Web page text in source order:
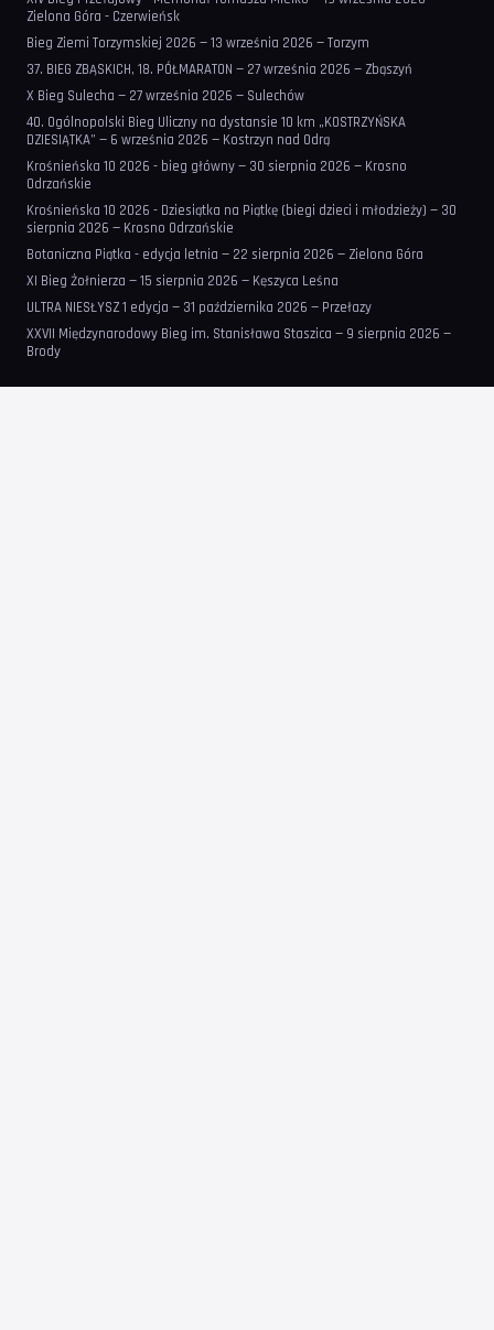
Zielona Góra - Czerwieńsk
Bieg Ziemi Torzymskiej 2026 — 13 września 2026 — Torzym
37. BIEG ZBĄSKICH, 18. PÓŁMARATON — 27 września 2026 — Zbąszyń
X Bieg Sulecha — 27 września 2026 — Sulechów
40. Ogólnopolski Bieg Uliczny na dystansie 10 km „KOSTRZYŃSKA
DZIESIĄTKA” — 6 września 2026 — Kostrzyn nad Odrą
Krośnieńska 10 2026 - bieg główny — 30 sierpnia 2026 — Krosno
Odrzańskie
Krośnieńska 10 2026 - Dziesiątka na Piątkę (biegi dzieci i młodzieży) — 30
sierpnia 2026 — Krosno Odrzańskie
Botaniczna Piątka - edycja letnia — 22 sierpnia 2026 — Zielona Góra
XI Bieg Żołnierza — 15 sierpnia 2026 — Kęszyca Leśna
ULTRA NIESŁYSZ 1 edycja — 31 października 2026 — Przełazy
XXVII Międzynarodowy Bieg im. Stanisława Staszica — 9 sierpnia 2026 —
Brody